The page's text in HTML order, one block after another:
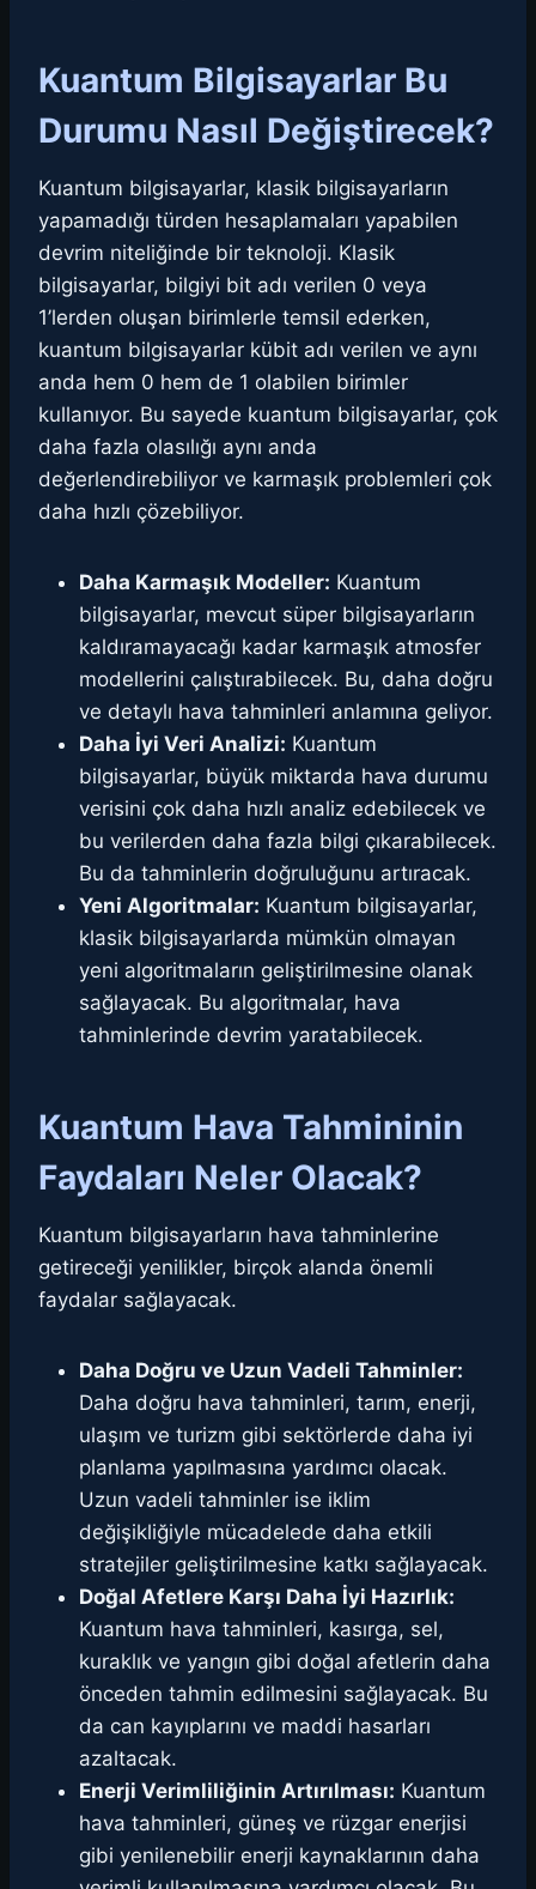
Kuantum Bilgisayarlar Bu
Durumu Nasıl Değiştirecek?
Kuantum bilgisayarlar, klasik bilgisayarların
yapamadığı türden hesaplamaları yapabilen
devrim niteliğinde bir teknoloji. Klasik
bilgisayarlar, bilgiyi bit adı verilen 0 veya
1’lerden oluşan birimlerle temsil ederken,
kuantum bilgisayarlar kübit adı verilen ve aynı
anda hem 0 hem de 1 olabilen birimler
kullanıyor. Bu sayede kuantum bilgisayarlar, çok
daha fazla olasılığı aynı anda
değerlendirebiliyor ve karmaşık problemleri çok
daha hızlı çözebiliyor.
Daha Karmaşık Modeller: Kuantum
bilgisayarlar, mevcut süper bilgisayarların
kaldıramayacağı kadar karmaşık atmosfer
modellerini çalıştırabilecek. Bu, daha doğru
ve detaylı hava tahminleri anlamına geliyor.
Daha İyi Veri Analizi: Kuantum
bilgisayarlar, büyük miktarda hava durumu
verisini çok daha hızlı analiz edebilecek ve
bu verilerden daha fazla bilgi çıkarabilecek.
Bu da tahminlerin doğruluğunu artıracak.
Yeni Algoritmalar: Kuantum bilgisayarlar,
klasik bilgisayarlarda mümkün olmayan
yeni algoritmaların geliştirilmesine olanak
sağlayacak. Bu algoritmalar, hava
tahminlerinde devrim yaratabilecek.
Kuantum Hava Tahmininin
Faydaları Neler Olacak?
Kuantum bilgisayarların hava tahminlerine
getireceği yenilikler, birçok alanda önemli
faydalar sağlayacak.
Daha Doğru ve Uzun Vadeli Tahminler:
Daha doğru hava tahminleri, tarım, enerji,
ulaşım ve turizm gibi sektörlerde daha iyi
planlama yapılmasına yardımcı olacak.
Uzun vadeli tahminler ise iklim
değişikliğiyle mücadelede daha etkili
stratejiler geliştirilmesine katkı sağlayacak.
Doğal Afetlere Karşı Daha İyi Hazırlık:
Kuantum hava tahminleri, kasırga, sel,
kuraklık ve yangın gibi doğal afetlerin daha
önceden tahmin edilmesini sağlayacak. Bu
da can kayıplarını ve maddi hasarları
azaltacak.
Enerji Verimliliğinin Artırılması: Kuantum
hava tahminleri, güneş ve rüzgar enerjisi
gibi yenilenebilir enerji kaynaklarının daha